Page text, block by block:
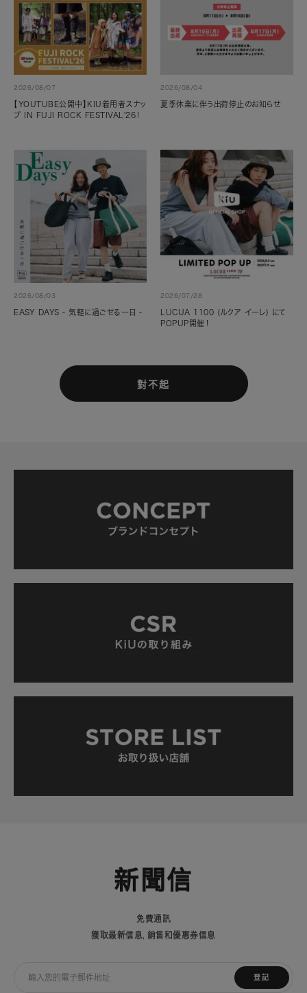
2026/08/07
【YOUTUBE公開中】KIU着用者スナッ
プ IN FUJI ROCK FESTIVAL'26！
2026/08/04
夏季休業に伴う出荷停止のお知らせ
2026/08/03
EASY DAYS - 気軽に過ごせる一日 -
2026/07/28
LUCUA 1100 (ルクア イーレ) にて
POPUP開催！
對不起
新聞信
免費通訊
獲取最新信息，銷售和優惠券信息
登記